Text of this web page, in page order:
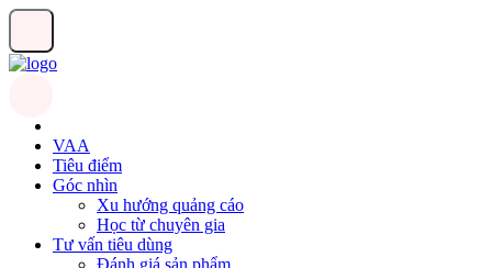
VAA
Tiêu điểm
Góc nhìn
Xu hướng quảng cáo
Học từ chuyên gia
Tư vấn tiêu dùng
Đánh giá sản phẩm